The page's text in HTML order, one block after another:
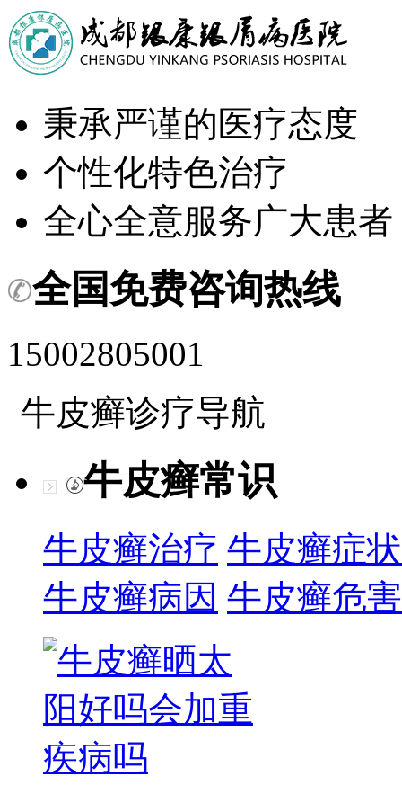
秉承严谨的医疗态度
个性化特色治疗
全心全意服务广大患者
全国免费咨询热线
15002805001
牛皮癣诊疗导航
牛皮癣常识
牛皮癣治疗 牛皮癣症状
牛皮癣病因 牛皮癣危害